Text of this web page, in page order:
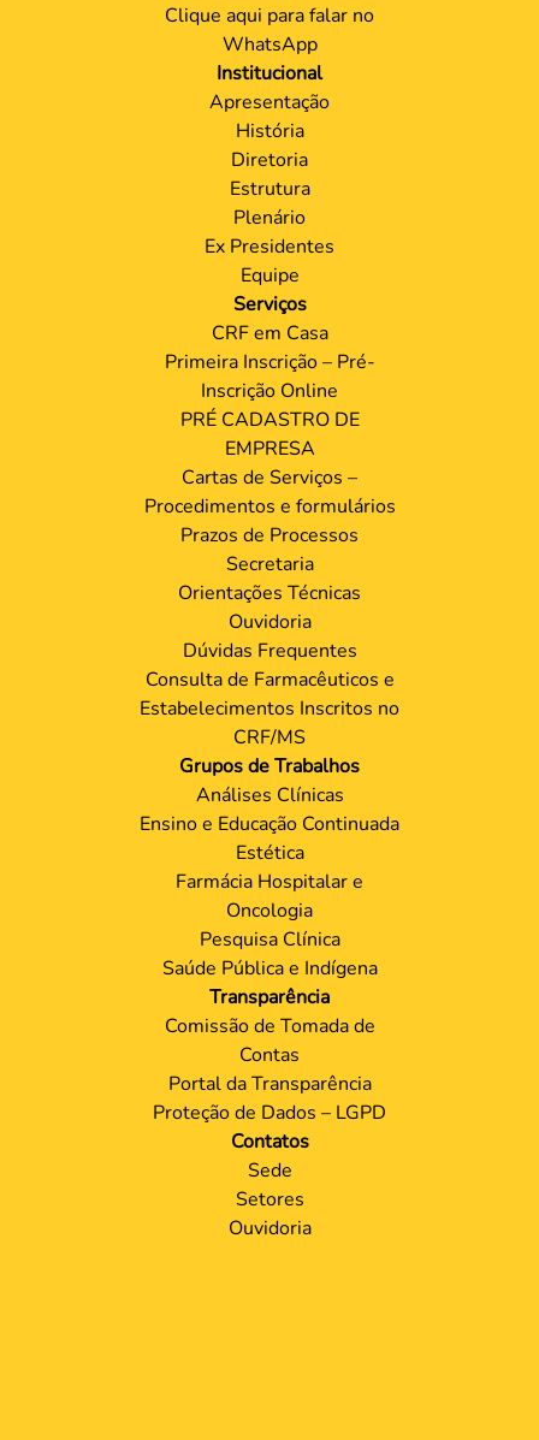
Clique aqui para falar no
WhatsApp
Institucional
Apresentação
História
Diretoria
Estrutura
Plenário
Ex Presidentes
Equipe
Serviços
CRF em Casa
Primeira Inscrição – Pré-
Inscrição Online
PRÉ CADASTRO DE
EMPRESA
Cartas de Serviços –
Procedimentos e formulários
Prazos de Processos
Secretaria
Orientações Técnicas
Ouvidoria
Dúvidas Frequentes
Consulta de Farmacêuticos e
Estabelecimentos Inscritos no
CRF/MS
Grupos de Trabalhos
Análises Clínicas
Ensino e Educação Continuada
Estética
Farmácia Hospitalar e
Oncologia
Pesquisa Clínica
Saúde Pública e Indígena
Transparência
Comissão de Tomada de
Contas
Portal da Transparência
Proteção de Dados – LGPD
Contatos
Sede
Setores
Ouvidoria